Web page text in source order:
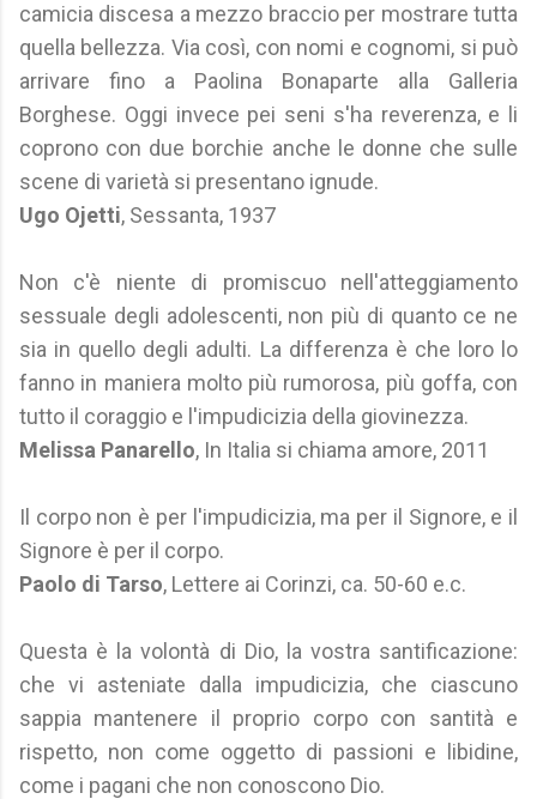
camicia discesa a mezzo braccio per mostrare tutta
quella bellezza. Via così, con nomi e cognomi, si può
arrivare fino a Paolina Bonaparte alla Galleria
Borghese. Oggi invece pei seni s'ha reverenza, e li
coprono con due borchie anche le donne che sulle
scene di varietà si presentano ignude.
Ugo Ojetti, Sessanta, 1937
Non c'è niente di promiscuo nell'atteggiamento
sessuale degli adolescenti, non più di quanto ce ne
sia in quello degli adulti. La differenza è che loro lo
fanno in maniera molto più rumorosa, più goffa, con
tutto il coraggio e l'impudicizia della giovinezza.
Melissa Panarello, In Italia si chiama amore, 2011
Il corpo non è per l'impudicizia, ma per il Signore, e il
Signore è per il corpo.
Paolo di Tarso, Lettere ai Corinzi, ca. 50-60 e.c.
Questa è la volontà di Dio, la vostra santificazione:
che vi asteniate dalla impudicizia, che ciascuno
sappia mantenere il proprio corpo con santità e
rispetto, non come oggetto di passioni e libidine,
come i pagani che non conoscono Dio.